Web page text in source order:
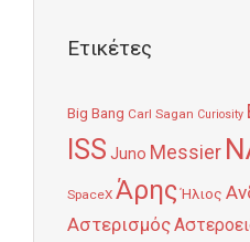
Ετικέτες
Big Bang Carl Sagan Curiosity
ISS Juno Messier
SpaceX Άρης Ήλιος
Αστερισμός